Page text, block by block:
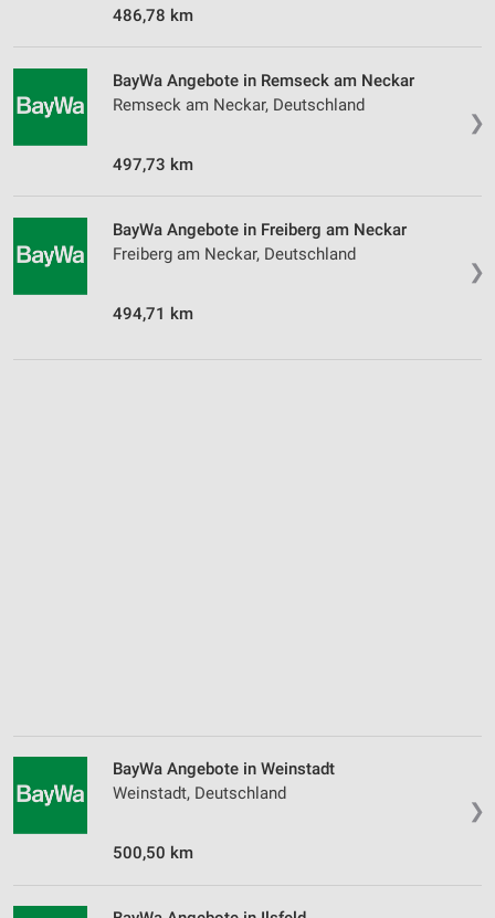
486,78 km
❯
BayWa Angebote in Remseck am Neckar
Remseck am Neckar, Deutschland
497,73 km
❯
BayWa Angebote in Freiberg am Neckar
Freiberg am Neckar, Deutschland
494,71 km
❯
BayWa Angebote in Weinstadt
Weinstadt, Deutschland
500,50 km